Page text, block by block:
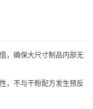
，确保大尺寸制品内部无
，不与干粉配方发生预反